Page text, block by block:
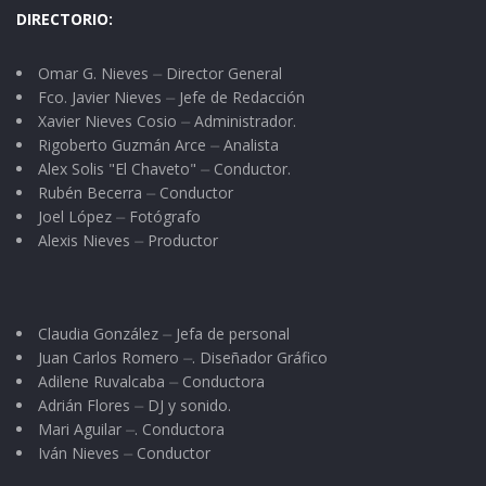
laborales de manera temporal.
Se fueron. La mayoría ahora sirve lejos de sus
hogares, en las zonas más apartadas dónde
jamás llegaban el personal sanitario.
Esto quiere decir que, como todo, como
siempre, hay médicos y enfermeras
es tratado con desprecio, sin el mayor tacto
humanitario; hasta en una zona serrana en
dónde muchos creen que la gente sigue siendo
aquellos resignados a sufrir por siempre las
humillaciones de quienes se creen superiores a
DIRECTORIO:
Omar G. Nieves ⏤ Director General
Fco. Javier Nieves ⏤ Jefe de Redacción
Xavier Nieves Cosio ⏤ Administrador.
Rigoberto Guzmán Arce ⏤ Analista
Alex Solis "El Chaveto" ⏤ Conductor.
Rubén Becerra ⏤ Conductor
Joel López ⏤ Fotógrafo
Alexis Nieves ⏤ Productor
Claudia González ⏤ Jefa de personal
Juan Carlos Romero ⏤. Diseñador Gráfico
Adilene Ruvalcaba ⏤ Conductora
Adrián Flores ⏤ DJ y sonido.
Mari Aguilar ⏤. Conductora
Iván Nieves ⏤ Conductor